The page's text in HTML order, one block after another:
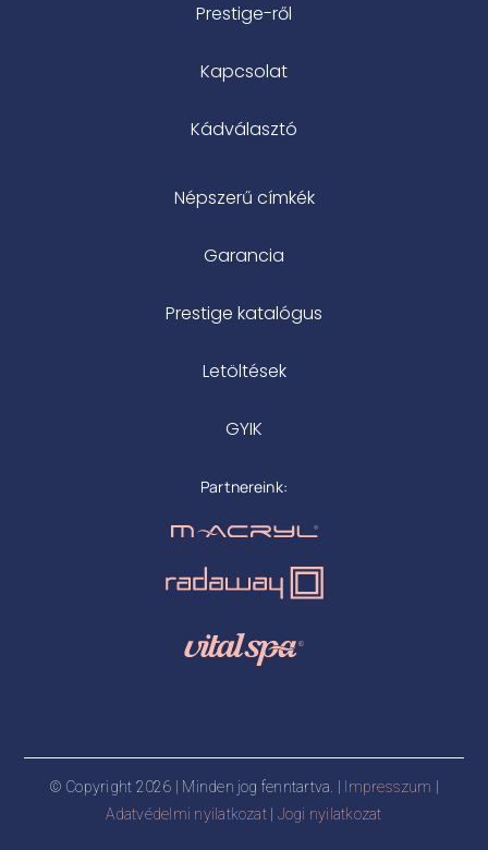
Prestige-ről
Kapcsolat
Kádválasztó
Népszerű címkék
Garancia
Prestige katalógus
Letöltések
GYIK
Partnereink:
© Copyright 2026 | Minden jog fenntartva. | Impresszum
Adatvédelmi nyilatkozat| Jogi nyilatkozat